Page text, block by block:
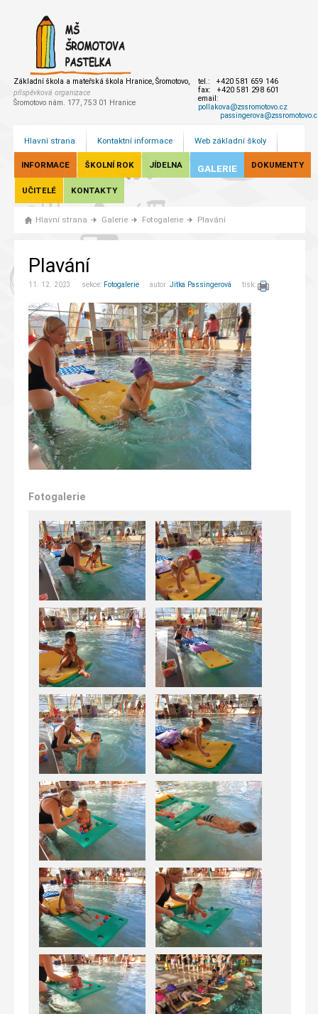
Základní škola a mateřská škola Hranice, Šromotovo,
příspěvková organizace
Šromotovo nám. 177, 753 01 Hranice
tel.: +420 581 659 146
fax: +420 581 298 601
email:
pollakova@zssromotovo.cz
Hlavní strana Kontaktní informace Web základní školy
INFORMACE ŠKOLNÍ ROK JÍDELNA GALERIE DOKUMENTY
UČITELÉ KONTAKTY
Hlavní strana Galerie Fotogalerie Plavání
Plavání
11. 12. 2023 sekce: Fotogalerie autor: Jitka Passingerová tisk:
Fotogalerie